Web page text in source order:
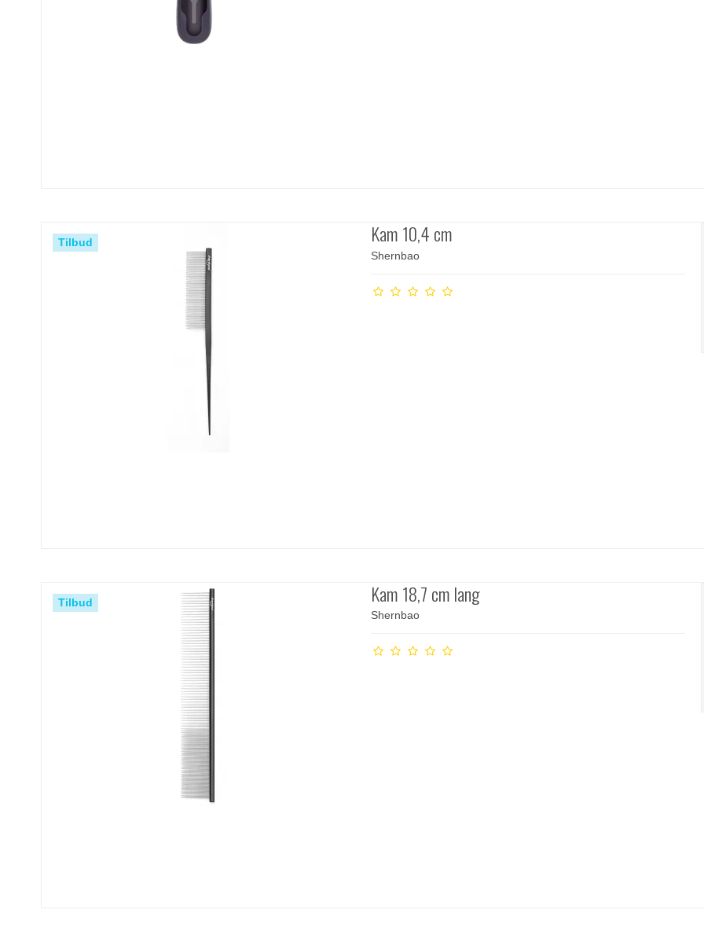
Tilbud Kam 10,4 cm
Shernbao
Tilbud Kam 18,7 cm lang
Shernbao